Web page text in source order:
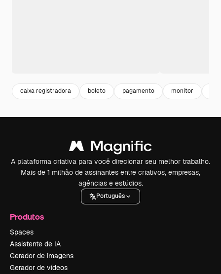
caixa registradora boleto pagamento monitor
A plataforma criativa para você direcionar seu melhor trabalho.
Mais de 1 milhão de assinantes entre criativos, empresas,
agências e estúdios.
Português
Produtos
Spaces
Assistente de IA
Gerador de imagens
Gerador de vídeos